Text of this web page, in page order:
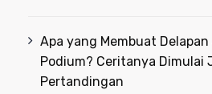
Apa yang Membuat
Podium? Ceritanya Dimulai
Pertandingan